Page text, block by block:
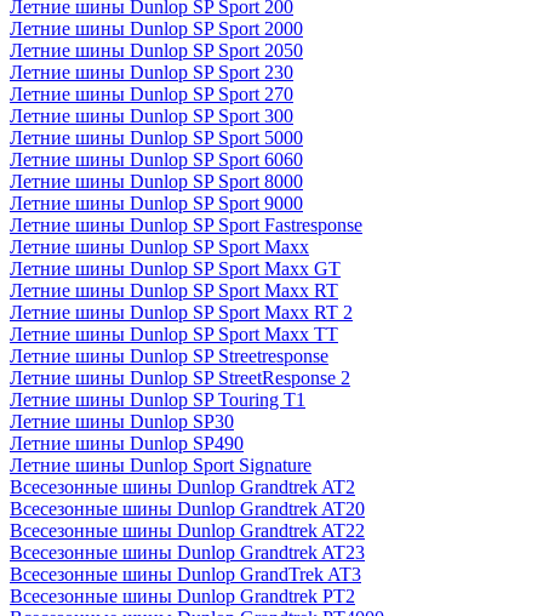
Летние шины Dunlop SP Sport 200
Летние шины Dunlop SP Sport 2000
Летние шины Dunlop SP Sport 2050
Летние шины Dunlop SP Sport 230
Летние шины Dunlop SP Sport 270
Летние шины Dunlop SP Sport 300
Летние шины Dunlop SP Sport 5000
Летние шины Dunlop SP Sport 6060
Летние шины Dunlop SP Sport 8000
Летние шины Dunlop SP Sport 9000
Летние шины Dunlop SP Sport Fastresponse
Летние шины Dunlop SP Sport Maxx
Летние шины Dunlop SP Sport Maxx GT
Летние шины Dunlop SP Sport Maxx RT
Летние шины Dunlop SP Sport Maxx RT 2
Летние шины Dunlop SP Sport Maxx TT
Летние шины Dunlop SP Streetresponse
Летние шины Dunlop SP StreetResponse 2
Летние шины Dunlop SP Touring T1
Летние шины Dunlop SP30
Летние шины Dunlop SP490
Летние шины Dunlop Sport Signature
Всесезонные шины Dunlop Grandtrek AT2
Всесезонные шины Dunlop Grandtrek AT20
Всесезонные шины Dunlop Grandtrek AT22
Всесезонные шины Dunlop Grandtrek AT23
Всесезонные шины Dunlop GrandTrek AT3
Всесезонные шины Dunlop Grandtrek PT2